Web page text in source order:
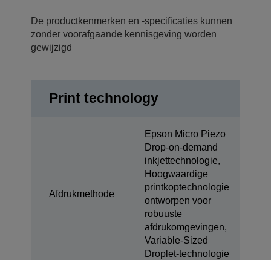
De productkenmerken en -specificaties kunnen
zonder voorafgaande kennisgeving worden
gewijzigd
Print technology
Afdrukmethode
Epson Micro Piezo
Drop-on-demand
inkjettechnologie,
Hoogwaardige
printkoptechnologie
ontworpen voor
robuuste
afdrukomgevingen,
Variable-Sized
Droplet-technologie